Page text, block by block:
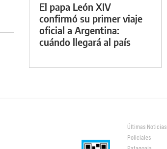
El papa León XIV
confirmó su primer viaje
oficial a Argentina:
cuándo llegará al país
Últimas Noticias
Policiales